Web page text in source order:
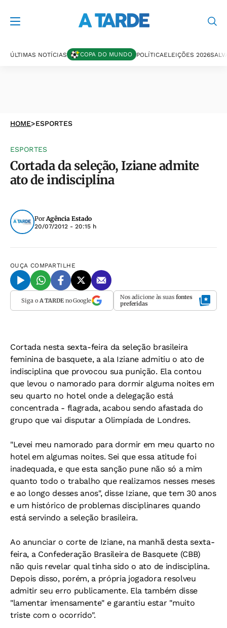
ÚLTIMAS NOTÍCIAS COPA DO MUNDO POLÍTICAELEIÇÕES 2026
HOME>ESPORTES
ESPORTES
Cortada da seleção, Iziane admite
ato de indisciplina
PorAgência Estado
20/07/2012 - 20:15 h
OUÇA COMPARTILHE
Siga o A TARDEno Google Nos adicione às suas fontes
preferidas
Cortada nesta sexta-feira da seleção brasileira
feminina de basquete, a ala Iziane admitiu o ato de
indisciplina que provocou sua punição. Ela contou
que levou o namorado para dormir alguma noites em
seu quarto no hotel onde a delegação está
concentrada - flagrada, acabou sendo afastada do
grupo que vai disputar a Olimpíada de Londres.
"Levei meu namorado para dormir em meu quarto no
hotel em algumas noites. Sei que essa atitude foi
inadequada, e que esta sanção pune não só a mim
quanto todo o trabalho que realizamos nesses meses
e ao longo desses anos", disse Iziane, que tem 30 anos
e um histórico de problemas disciplinares quando
está servindo a seleção brasileira.
Ao anunciar o corte de Iziane, na manhã desta sexta-
feira, a Confederação Brasileira de Basquete (CBB)
não quis revelar qual tinha sido o ato de indisciplina.
Depois disso, porém, a própria jogadora resolveu
admitir seu erro publicamente. Ela também disse
"lamentar imensamente" e garantiu estar "muito
triste com o ocorrido".